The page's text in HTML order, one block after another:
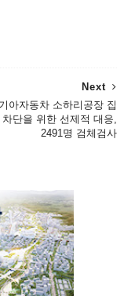
Next
아자동차 소하리공장 집
단을 위한 선제적 대응,
2491명 검체검사